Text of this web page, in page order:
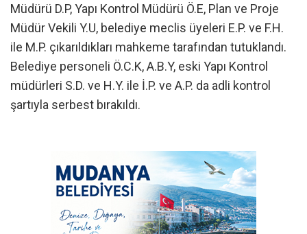
Müdürü D.P, Yapı Kontrol Müdürü Ö.E, Plan ve Proje
Müdür Vekili Y.U, belediye meclis üyeleri E.P. ve F.H.
ile M.P. çıkarıldıkları mahkeme tarafından tutuklandı.
Belediye personeli Ö.C.K, A.B.Y, eski Yapı Kontrol
müdürleri S.D. ve H.Y. ile İ.P. ve A.P. da adli kontrol
şartıyla serbest bırakıldı.